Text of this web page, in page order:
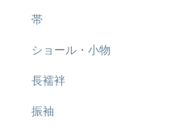
帯
ショール・小物
長襦袢
振袖